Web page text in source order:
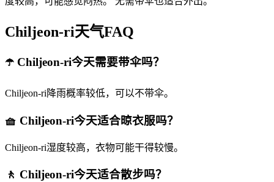
Chiljeon-ri天气FAQ
☂️ Chiljeon-ri今天需要带伞吗？
Chiljeon-ri降雨概率较低，可以不带伞。
🧺 Chiljeon-ri今天适合晾衣服吗？
Chiljeon-ri湿度较高，衣物可能干得较慢。
🚶 Chiljeon-ri今天适合散步吗？